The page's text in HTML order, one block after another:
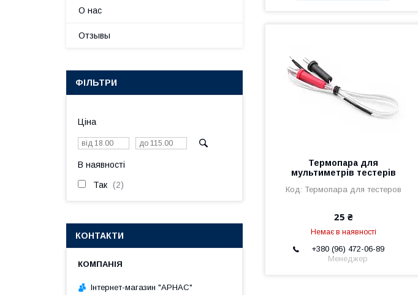
Термопара для
мультиметрів тестерів
Термопара для тестеров
25 ₴
Немає в наявності
+380 (96) 472-06-89
Менеджер
О нас
Отзывы
ФІЛЬТРИ
Ціна
В наявності
Так 2
КОНТАКТИ
Інтернет-магазин "АРНАС"